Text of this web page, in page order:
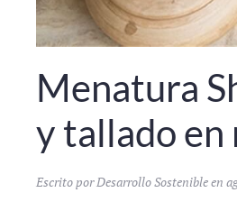
Menatura
y tallado en
Escrito porDesarrollo Sostenibleen